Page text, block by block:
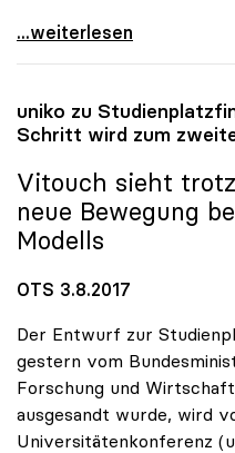
Vitouch: „Bilder malen,
...weiterlesen
uniko zu
Schritt wird zum
Vitouch sieht
neue Bewegung
Modells
OTS 3.8.2017
Der Entwurf zur
gestern vom
Forschung und
ausgesandt wurde, wird
Universitätenkonferenz